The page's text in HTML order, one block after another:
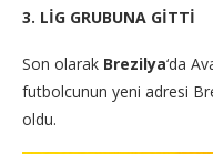
3. LİG GRUBUNA GİTTİ
Son olarak Brezilya‘da
futbolcunun yeni adresi
oldu.